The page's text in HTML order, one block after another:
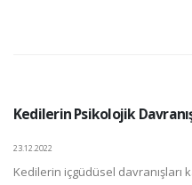
Kedilerin Psikolojik
23.12.2022
Kedilerin içgüdüsel davranışları